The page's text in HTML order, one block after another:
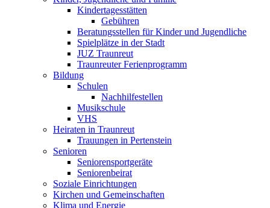
Kindertagesstätten
Gebühren
Beratungsstellen für Kinder und Jugendliche
Spielplätze in der Stadt
JUZ Traunreut
Traunreuter Ferienprogramm
Bildung
Schulen
Nachhilfestellen
Musikschule
VHS
Heiraten in Traunreut
Trauungen in Pertenstein
Senioren
Seniorensportgeräte
Seniorenbeirat
Soziale Einrichtungen
Kirchen und Gemeinschaften
Klima und Energie